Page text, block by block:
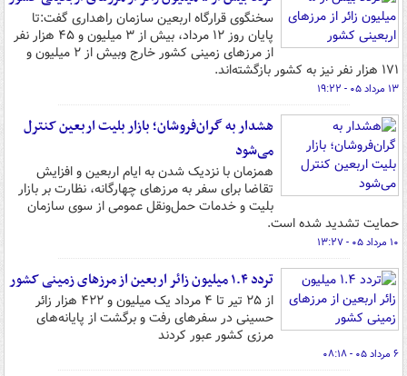
سخنگوی قرارگاه اربعین سازمان راهداری گفت:تا
پایان روز ۱۲ مرداد، بیش از ۳ میلیون و ۴۵ هزار نفر
از مرزهای زمینی کشور خارج وبیش از ۲ میلیون و
۱۷۱ هزار نفر نیز به کشور بازگشته‌اند.
۱۳ مرداد ۰۵ - ۱۹:۲۲
هشدار به گران‌فروشان؛ بازار بلیت اربعین کنترل
می‌شود
همزمان با نزدیک شدن به ایام اربعین و افزایش
تقاضا برای سفر به مرزهای چهارگانه، نظارت بر بازار
بلیت و خدمات حمل‌ونقل عمومی از سوی سازمان
حمایت تشدید شده است.
۱۰ مرداد ۰۵ - ۱۳:۲۷
تردد ۱.۴ میلیون زائر اربعین از مرزهای زمینی کشور
از ۲۵ تیر تا ۴ مرداد یک میلیون و ۴۲۲ هزار زائر
حسینی در سفرهای رفت و برگشت از پایانه‌های
مرزی کشور عبور کردند
۶ مرداد ۰۵ - ۰۸:۱۸